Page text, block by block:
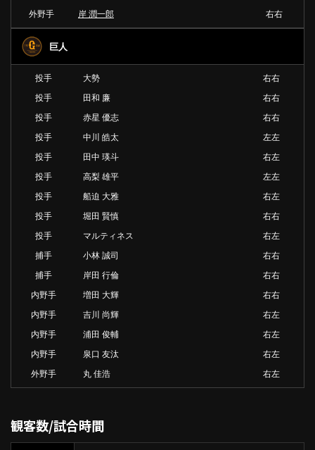
外野手
岸 潤一郎 右右
巨人
投手 大勢
右右
投手
田和 廉
右右
投手
赤星 優志
右右
投手
中川 皓太
左左
投手
田中 瑛斗
右左
投手
高梨 雄平
左左
投手
船迫 大雅
右左
投手
堀田 賢慎
右右
投手
マルティネス
右左
捕手
小林 誠司
右右
捕手
岸田 行倫
右右
内野手
増田 大輝
右右
内野手
吉川 尚輝
右左
内野手
浦田 俊輔
右左
内野手
泉口 友汰
右左
外野手
丸 佳浩 右左
観客数/試合時間